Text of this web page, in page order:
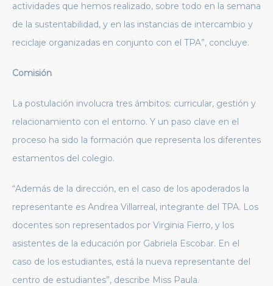
actividades que hemos realizado, sobre todo en la semana
de la sustentabilidad, y en las instancias de intercambio y
reciclaje organizadas en conjunto con el TPA”, concluye.
Comisión
La postulación involucra tres ámbitos: curricular, gestión y
relacionamiento con el entorno. Y un paso clave en el
proceso ha sido la formación que representa los diferentes
estamentos del colegio.
“Además de la dirección, en el caso de los apoderados la
representante es Andrea Villarreal, integrante del TPA. Los
docentes son representados por Virginia Fierro, y los
asistentes de la educación por Gabriela Escobar. En el
caso de los estudiantes, está la nueva representante del
centro de estudiantes”, describe Miss Paula.